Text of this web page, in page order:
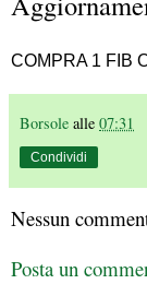
COMPRA 1 FIB
Borsole alle 07:31
Condividi
Nessun
Posta un